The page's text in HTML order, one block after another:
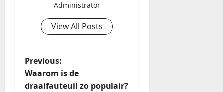
Administrator
View All Posts
Previous:
Waarom is de
draaifauteuil zo populair?